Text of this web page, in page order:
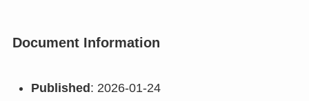
Document Information
Published : 2026-01-24